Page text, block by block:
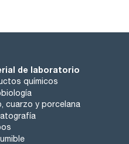
de laboratorio
químicos
cuarzo y porcelana